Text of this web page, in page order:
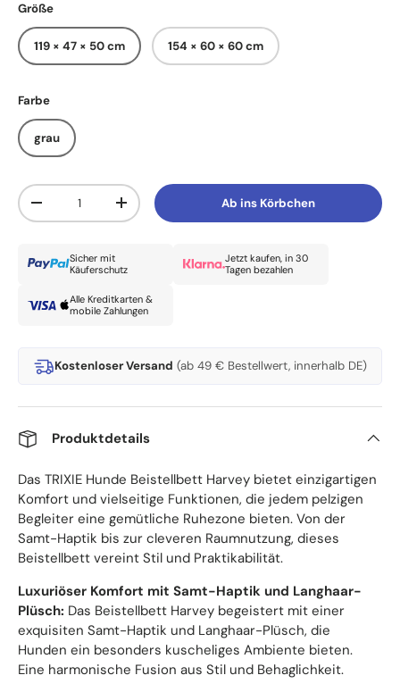
Größe
119 × 47 × 50 cm 154 × 60 × 60 cm
Farbe
grau
Anzahl
Menge verringernMenge erhöhen Ab ins Körbchen
Sicher mit
Käuferschutz
Jetzt kaufen, in 30
Tagen bezahlen
Alle Kreditkarten &
mobile Zahlungen
Kostenloser Versand (ab 49 € Bestellwert, innerhalb DE)
Produktdetails
Das TRIXIE Hunde Beistellbett Harvey bietet einzigartigen
Komfort und vielseitige Funktionen, die jedem pelzigen
Begleiter eine gemütliche Ruhezone bieten. Von der
Samt-Haptik bis zur cleveren Raumnutzung, dieses
Beistellbett vereint Stil und Praktikabilität.
Luxuriöser Komfort mit Samt-Haptik und Langhaar-
Plüsch: Das Beistellbett Harvey begeistert mit einer
exquisiten Samt-Haptik und Langhaar-Plüsch, die
Hunden ein besonders kuscheliges Ambiente bieten.
Eine harmonische Fusion aus Stil und Behaglichkeit.